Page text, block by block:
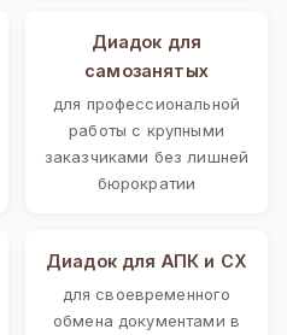
Диадок для
самозанятых
для профессиональной
работы с крупными
заказчиками без лишней
бюрократии
Диадок для АПК и СХ
для своевременного
обмена документами в